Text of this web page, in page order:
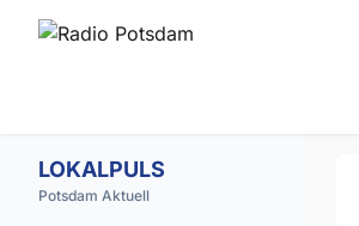
LOKALPULS
Potsdam Aktuell